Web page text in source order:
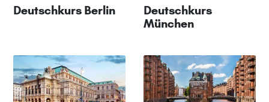
Deutschkurs Berlin
Deutschkurs
München